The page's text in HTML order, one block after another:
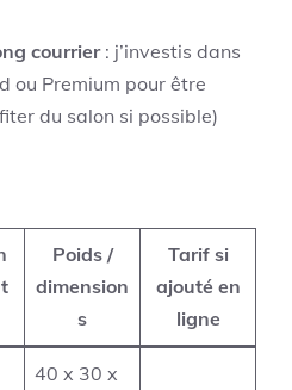
courrier: j’investis dans
ou Premium pour être
du salon si possible)
Poids /
dimension
s
Tarif si
ajouté en
ligne
40 x 30 x